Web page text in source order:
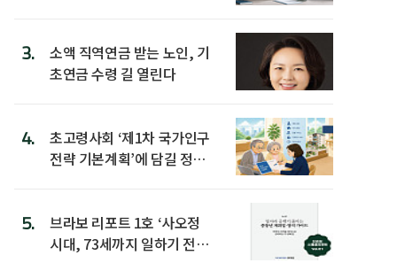
3.
소액 직역연금 받는 노인, 기
초연금 수령 길 열린다
4.
초고령사회 ‘제1차 국가인구
전략 기본계획’에 담길 정책
5.
브라보 리포트 1호 ‘사오정
시대, 73세까지 일하기 전략’